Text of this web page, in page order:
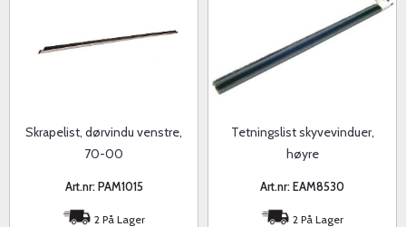
Skrapelist, dørvindu venstre,
70-00
Art.nr: PAM1015
2 På Lager
Tetningslist skyvevinduer,
høyre
Art.nr: EAM8530
2 På Lager